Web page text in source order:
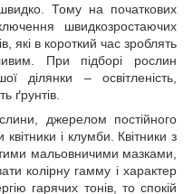
Тому на початкових
швидкозростаючих
які в короткий час зроблять
При підборі рослин
ділянки – освітленість,
ґрунтів.
джерелом постійного
і клумби. Квітники з
мальовничими мазками,
колірну гамму і характер
гарячих тонів, то спокій